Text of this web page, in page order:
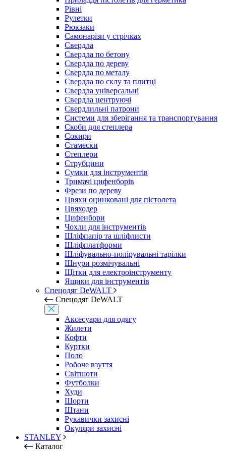
Рівні
Рулетки
Рюкзаки
Самонарізи у стрічках
Свердла
Свердла по бетону
Свердла по дереву
Свердла по металу
Свердла по склу та плитці
Свердла універсальні
Свердла центруючі
Свердлильні патрони
Системи для зберігання та транспортування
Скоби для степлера
Сокири
Стамески
Степлери
Струбцини
Сумки для інструментів
Тримачі цифенборів
Фрези по дереву
Цвяхи оцинковані для пістолета
Цвяходер
Цифенбори
Чохли для інструментів
Шліфпапір та шліфлисти
Шліфплатформи
Шліфувально-полірувальні тарілки
Шнури розмічувальні
Щітки для електроінструменту
Ящики для інструментів
Спецодяг DeWALT
Спецодяг DeWALT
Аксесуари для одягу
Жилети
Кофти
Куртки
Поло
Робоче взуття
Світшоти
Футболки
Худи
Шорти
Штани
Рукавички захисні
Окуляри захисні
STANLEY
Каталог